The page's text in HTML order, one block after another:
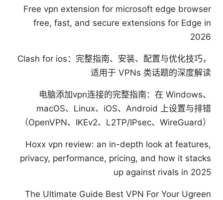
Free vpn extension for microsoft edge browser
free, fast, and secure extensions for Edge in
2026
Clash for ios：完整指南、安装、配置与优化技巧，
适用于 VPNs 类话题的深度解读
电脑添加vpn连接的完整指南：在 Windows、
macOS、Linux、iOS、Android 上设置与排错
（OpenVPN、IKEv2、L2TP/IPsec、WireGuard）
Hoxx vpn review: an in-depth look at features,
privacy, performance, pricing, and how it stacks
up against rivals in 2025
The Ultimate Guide Best VPN For Your Ugreen